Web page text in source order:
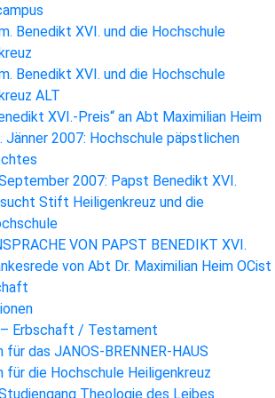
Benedikt XVI. und die Hochschule
Benedikt XVI. und die Hochschule
ALT
XVI.-Preis“ an Abt Maximilian Heim
Jänner 2007: Hochschule päpstlichen
2007: Papst Benedikt XVI.
Stift Heiligenkreuz und die
VON PAPST BENEDIKT XVI.
von Abt Dr. Maximilian Heim OCist
Erbschaft / Testament
für das JANOS-BRENNER-HAUS
für die Hochschule Heiligenkreuz
Theologie des Leibes